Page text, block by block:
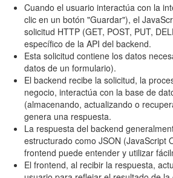
Cuando el usuario interactúa con la
clic en un botón "Guardar"), el
solicitud HTTP (GET, POST, PUT,
específico de la API del backend.
Esta solicitud contiene los datos
datos de un formulario).
El backend recibe la solicitud, la
negocio, interactúa con la base de
(almacenando, actualizando o
genera una respuesta.
La respuesta del backend
estructurado como JSON (JavaScript
frontend puede entender y utilizar
El frontend, al recibir la respuesta,